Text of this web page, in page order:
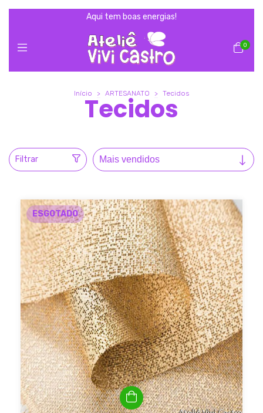
Aqui tem boas energias!
0
Início > ARTESANATO > Tecidos
Tecidos
Filtrar
ESGOTADO